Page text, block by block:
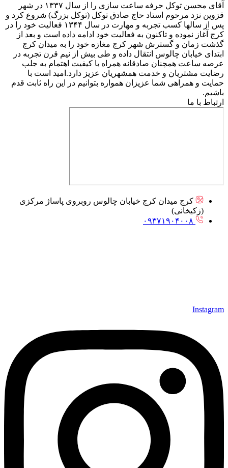
آقای محسن توکل حرفه ساعت سازی را از سال ۱۳۳۷ در شهر
قزوین نزد مرحوم استاد حاج صادق توکل (توکل بزرگ) شروع کرد و
پس از سالها کسب تجربه و مهارت در سال ۱۳۴۴ فعالیت خود را در
کرج آغاز نموده و تاکنون به فعالیت خود ادامه داده است و بعد از
گذشت زمان و گسترش شهر کرج مغازه خود را به میدان کرج
ابتدای خیابان چالوس انتقال داده و طی بیش از نیم قرن تجربه در
عرصه ساعت همچنان صادقانه همراه با کیفیت اهتمام به جلب
رضایت مشتریان و خدمت همشهریان عزیز دارد.امید است با
حمایت و همراهی شما عزیزان همواره بتوانیم در این راه ثابت قدم
باشیم.
ارتباط با ما
کرج میدان کرج خیابان چالوس روبروی پاساژ مرکزی
(زکیخانی)
۰۹۳۷۱۹۰۴۰۰۸
Instagram